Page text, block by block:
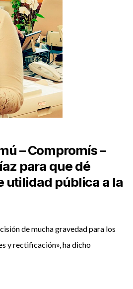
– Compromís –
para que dé
utilidad pública a la
de mucha gravedad para los
y rectificación», ha dicho